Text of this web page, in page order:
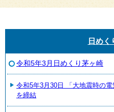
日めく
令和5年3月日めくり茅ヶ崎
令和5年3月30日 「大地震時の
を締結